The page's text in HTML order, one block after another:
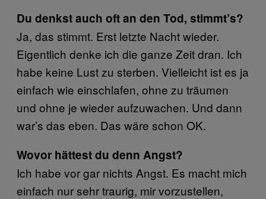
Du denkst auch oft an den Tod, stimmt’s?
Ja, das stimmt. Erst letzte Nacht wieder.
Eigentlich denke ich die ganze Zeit dran. Ich
habe keine Lust zu sterben. Vielleicht ist es ja
einfach wie einschlafen, ohne zu träumen
und ohne je wieder aufzuwachen. Und dann
war’s das eben. Das wäre schon OK.
Wovor hättest du denn Angst?
Ich habe vor gar nichts Angst. Es macht mich
einfach nur sehr traurig, mir vorzustellen,